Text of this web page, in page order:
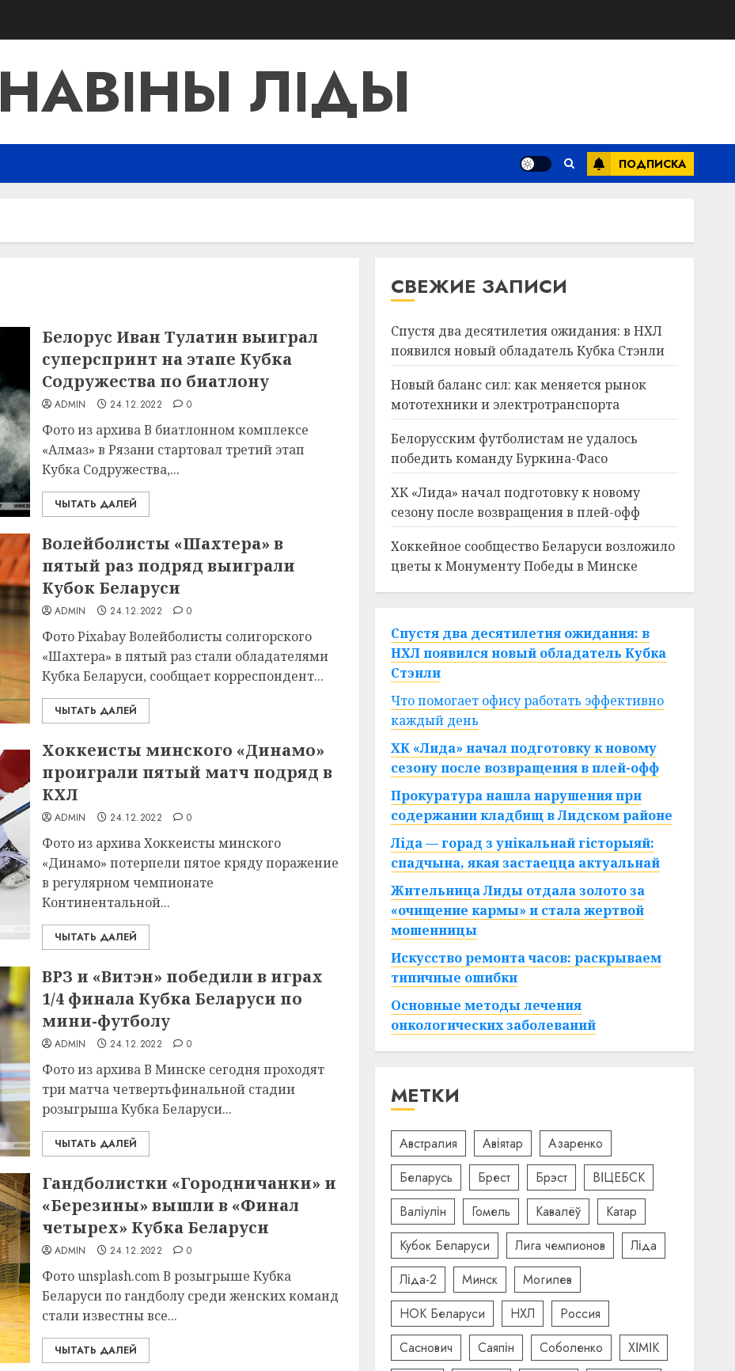
НАВІНЫ ЛІДЫ
ПОДПИСКА
Белорус Иван Тулатин выиграл
суперспринт на этапе Кубка
Содружества по биатлону
ADMIN 24.12.2022 0
Фото из архива В биатлонном комплексе
«Алмаз» в Рязани стартовал третий этап
Кубка Содружества,...
ЧЫТАТЬ ДАЛЕЙ
Волейболисты «Шахтера» в
пятый раз подряд выиграли
Кубок Беларуси
ADMIN 24.12.2022 0
Фото Pixabay Волейболисты солигорского
«Шахтера» в пятый раз стали обладателями
Кубка Беларуси, сообщает корреспондент...
ЧЫТАТЬ ДАЛЕЙ
Хоккеисты минского «Динамо»
проиграли пятый матч подряд в
КХЛ
ADMIN 24.12.2022 0
Фото из архива Хоккеисты минского
«Динамо» потерпели пятое кряду поражение
в регулярном чемпионате
Континентальной...
ЧЫТАТЬ ДАЛЕЙ
ВРЗ и «Витэн» победили в играх
1/4 финала Кубка Беларуси по
мини-футболу
ADMIN 24.12.2022 0
Фото из архива В Минске сегодня проходят
три матча четвертьфинальной стадии
розыгрыша Кубка Беларуси...
ЧЫТАТЬ ДАЛЕЙ
Гандболистки «Городничанки» и
«Березины» вышли в «Финал
четырех» Кубка Беларуси
ADMIN 24.12.2022 0
Фото unsplash.com В розыгрыше Кубка
Беларуси по гандболу среди женских команд
стали известны все...
ЧЫТАТЬ ДАЛЕЙ
СВЕЖИЕ ЗАПИСИ
Спустя два десятилетия ожидания: в НХЛ
появился новый обладатель Кубка Стэнли
Новый баланс сил: как меняется рынок
мототехники и электротранспорта
Белорусским футболистам не удалось
победить команду Буркина-Фасо
ХК «Лида» начал подготовку к новому
сезону после возвращения в плей-офф
Хоккейное сообщество Беларуси возложило
цветы к Монументу Победы в Минске
Спустя два десятилетия ожидания: в
НХЛ появился новый обладатель Кубка
Стэнли
Что помогает офису работать эффективно
каждый день
ХК «Лида» начал подготовку к новому
сезону после возвращения в плей-офф
Прокуратура нашла нарушения при
содержании кладбищ в Лидском районе
Ліда — горад з унікальнай гісторыяй:
спадчына, якая застаецца актуальнай
Жительница Лиды отдала золото за
«очищение кармы» и стала жертвой
мошенницы
Искусство ремонта часов: раскрываем
типичные ошибки
Основные методы лечения
онкологических заболеваний
МЕТКИ
Австралия Авіятар
Азаренко
Беларусь
Брест Брэст
ВІЦЕБСК
Валіулін
Гомель Кавалёў
Катар
Кубок Беларуси
Лига чемпионов
Ліда
Ліда-2
Минск
Могилев
НОК Беларуси
НХЛ
Россия
Саснович
Саяпін Соболенко
ХІМІК